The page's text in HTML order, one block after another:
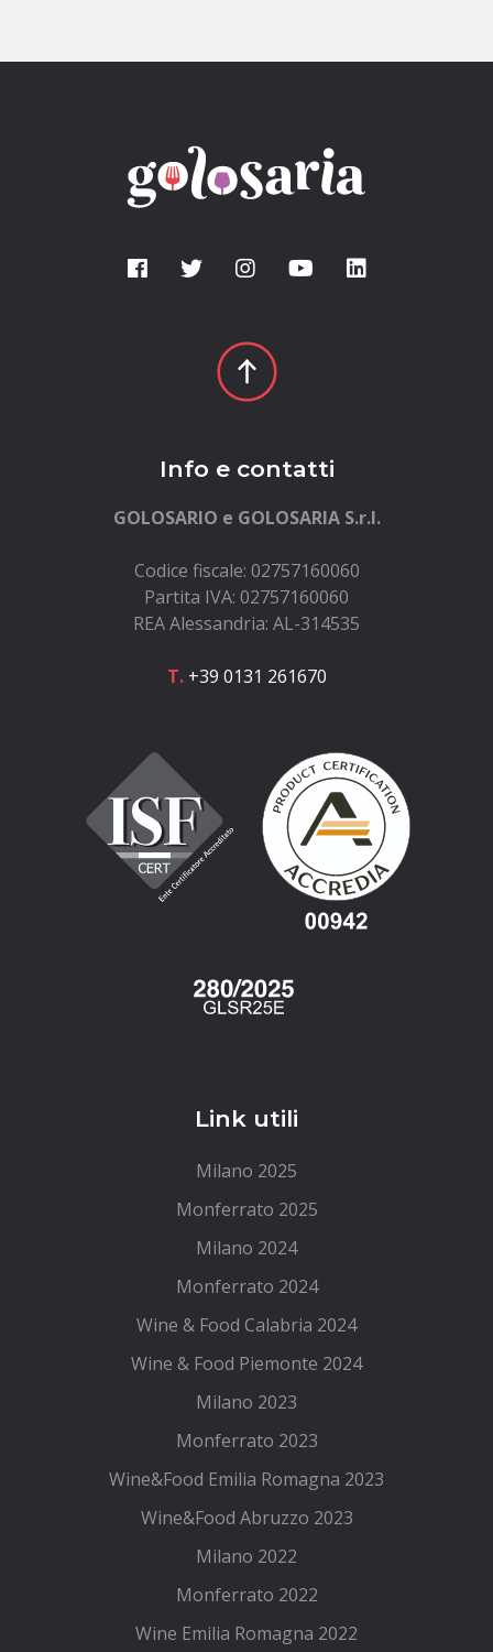
Info e contatti
GOLOSARIO e GOLOSARIA S.r.l.
Codice fiscale: 02757160060
Partita IVA: 02757160060
REA Alessandria: AL-314535
T.+39 0131 261670
Link utili
Milano 2025
Monferrato 2025
Milano 2024
Monferrato 2024
Wine & Food Calabria 2024
Wine & Food Piemonte 2024
Milano 2023
Monferrato 2023
Wine&Food Emilia Romagna 2023
Wine&Food Abruzzo 2023
Milano 2022
Monferrato 2022
Wine Emilia Romagna 2022